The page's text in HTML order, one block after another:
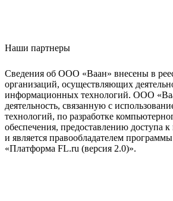
Наши партнеры
Сведения об ООО «Ваан» внесены в
организаций, осуществляющих
информационных технологий. ООО
деятельность, связанную с
технологий, по разработке
обеспечения, предоставлению доступа
и является правообладателем
«Платформа FL.ru (версия 2.0)».